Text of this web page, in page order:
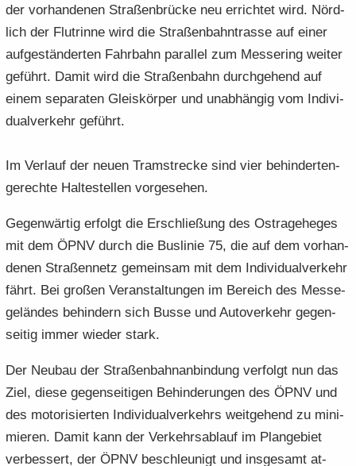
der vor­han­de­nen Stra­ßen­brü­cke neu er­rich­tet wird. Nörd­
lich der Flut­rin­ne wird die Stra­ßen­bahn­tras­se auf einer
auf­ge­stän­der­ten Fahr­bahn par­al­lel zum Mes­se­ring wei­ter
ge­führt. Damit wird die Stra­ßen­bahn durch­ge­hend auf
einem se­pa­ra­ten Gleis­kör­per und un­ab­hän­gig vom In­di­vi­
du­al­ver­kehr ge­führt.
Im Ver­lauf der neuen Tram­stre­cke sind vier be­hin­der­ten­
ge­rech­te Hal­te­stel­len vor­ge­se­hen.
Ge­gen­wär­tig er­folgt die Er­schlie­ßung des Os­t­ra­ge­he­ges
mit dem ÖPNV durch die Bus­li­nie 75, die auf dem vor­han­
de­nen Stra­ßen­netz ge­mein­sam mit dem In­di­vi­du­al­ver­kehr
fährt. Bei gro­ßen Ver­an­stal­tun­gen im Be­reich des Mes­se­
ge­län­des be­hin­dern sich Busse und Au­to­ver­kehr ge­gen­
sei­tig immer wie­der stark.
Der Neu­bau der Stra­ßen­bahn­an­bin­dung ver­folgt nun das
Ziel, diese ge­gen­sei­ti­gen Be­hin­de­run­gen des ÖPNV und
des mo­to­ri­sier­ten In­di­vi­du­al­ver­kehrs weit­ge­hend zu mi­ni­
mie­ren. Damit kann der Ver­kehrs­ab­lauf im Plan­ge­biet
ver­bes­sert, der ÖPNV be­schleu­nigt und ins­ge­samt at­